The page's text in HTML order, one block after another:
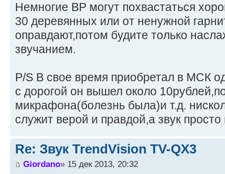
Немногие ВР могут похвастаться
30 деревянных или от ненужной
оправдают,потом будите только
звучанием.
P/S В свое время приобретал в МСК
с дорогой он вышел около
микрафона(болезнь была)и т.д.
служит верой и правдой,а звук просто
Re: Звук TrendVision TV-QX3
Giordano» 15 дек 2013, 20:32